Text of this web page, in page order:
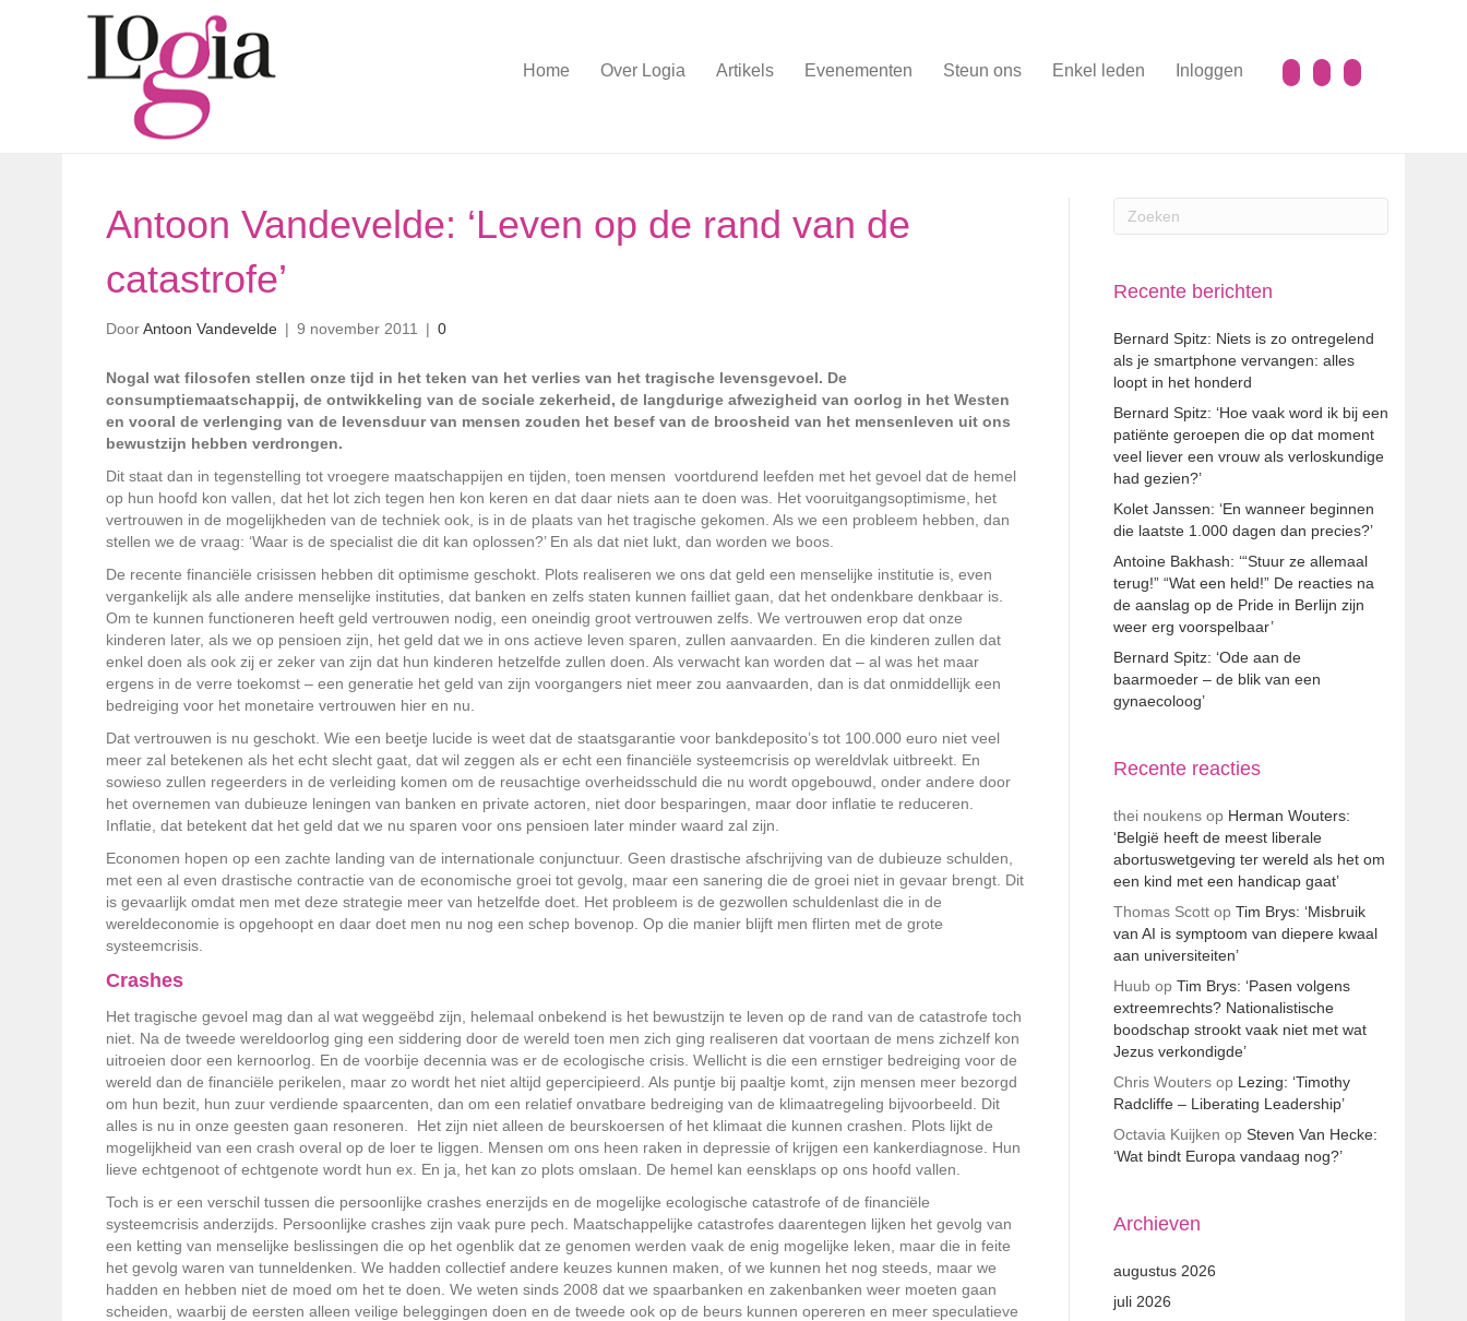
Home Over Logia Artikels Evenementen Steun ons Enkel leden Inloggen
Antoon Vandevelde: ‘Leven op de rand van de
catastrofe’
DoorAntoon Vandevelde | 9 november 2011 | 0
Nogal wat filosofen stellen onze tijd in het teken van het verlies van het tragische levensgevoel. De
consumptiemaatschappij, de ontwikkeling van de sociale zekerheid, de langdurige afwezigheid van oorlog in het Westen
en vooral de verlenging van de levensduur van mensen zouden het besef van de broosheid van het mensenleven uit ons
bewustzijn hebben verdrongen.
Dit staat dan in tegenstelling tot vroegere maatschappijen en tijden, toen mensen voortdurend leefden met het gevoel dat de hemel
op hun hoofd kon vallen, dat het lot zich tegen hen kon keren en dat daar niets aan te doen was. Het vooruitgangsoptimisme, het
vertrouwen in de mogelijkheden van de techniek ook, is in de plaats van het tragische gekomen. Als we een probleem hebben, dan
stellen we de vraag: ‘Waar is de specialist die dit kan oplossen?’ En als dat niet lukt, dan worden we boos.
De recente financiële crisissen hebben dit optimisme geschokt. Plots realiseren we ons dat geld een menselijke institutie is, even
vergankelijk als alle andere menselijke instituties, dat banken en zelfs staten kunnen failliet gaan, dat het ondenkbare denkbaar is.
Om te kunnen functioneren heeft geld vertrouwen nodig, een oneindig groot vertrouwen zelfs. We vertrouwen erop dat onze
kinderen later, als we op pensioen zijn, het geld dat we in ons actieve leven sparen, zullen aanvaarden. En die kinderen zullen dat
enkel doen als ook zij er zeker van zijn dat hun kinderen hetzelfde zullen doen. Als verwacht kan worden dat – al was het maar
ergens in de verre toekomst – een generatie het geld van zijn voorgangers niet meer zou aanvaarden, dan is dat onmiddellijk een
bedreiging voor het monetaire vertrouwen hier en nu.
Dat vertrouwen is nu geschokt. Wie een beetje lucide is weet dat de staatsgarantie voor bankdeposito’s tot 100.000 euro niet veel
meer zal betekenen als het echt slecht gaat, dat wil zeggen als er echt een financiële systeemcrisis op wereldvlak uitbreekt. En
sowieso zullen regeerders in de verleiding komen om de reusachtige overheidsschuld die nu wordt opgebouwd, onder andere door
het overnemen van dubieuze leningen van banken en private actoren, niet door besparingen, maar door inflatie te reduceren.
Inflatie, dat betekent dat het geld dat we nu sparen voor ons pensioen later minder waard zal zijn.
Economen hopen op een zachte landing van de internationale conjunctuur. Geen drastische afschrijving van de dubieuze schulden,
met een al even drastische contractie van de economische groei tot gevolg, maar een sanering die de groei niet in gevaar brengt. Dit
is gevaarlijk omdat men met deze strategie meer van hetzelfde doet. Het probleem is de gezwollen schuldenlast die in de
wereldeconomie is opgehoopt en daar doet men nu nog een schep bovenop. Op die manier blijft men flirten met de grote
systeemcrisis.
Crashes
Het tragische gevoel mag dan al wat weggeëbd zijn, helemaal onbekend is het bewustzijn te leven op de rand van de catastrofe toch
niet. Na de tweede wereldoorlog ging een siddering door de wereld toen men zich ging realiseren dat voortaan de mens zichzelf kon
uitroeien door een kernoorlog. En de voorbije decennia was er de ecologische crisis. Wellicht is die een ernstiger bedreiging voor de
wereld dan de financiële perikelen, maar zo wordt het niet altijd gepercipieerd. Als puntje bij paaltje komt, zijn mensen meer bezorgd
om hun bezit, hun zuur verdiende spaarcenten, dan om een relatief onvatbare bedreiging van de klimaatregeling bijvoorbeeld. Dit
alles is nu in onze geesten gaan resoneren. Het zijn niet alleen de beurskoersen of het klimaat die kunnen crashen. Plots lijkt de
mogelijkheid van een crash overal op de loer te liggen. Mensen om ons heen raken in depressie of krijgen een kankerdiagnose. Hun
lieve echtgenoot of echtgenote wordt hun ex. En ja, het kan zo plots omslaan. De hemel kan eensklaps op ons hoofd vallen.
Toch is er een verschil tussen die persoonlijke crashes enerzijds en de mogelijke ecologische catastrofe of de financiële
systeemcrisis anderzijds. Persoonlijke crashes zijn vaak pure pech. Maatschappelijke catastrofes daarentegen lijken het gevolg van
een ketting van menselijke beslissingen die op het ogenblik dat ze genomen werden vaak de enig mogelijke leken, maar die in feite
het gevolg waren van tunneldenken. We hadden collectief andere keuzes kunnen maken, of we kunnen het nog steeds, maar we
hadden en hebben niet de moed om het te doen. We weten sinds 2008 dat we spaarbanken en zakenbanken weer moeten gaan
scheiden, waarbij de eersten alleen veilige beleggingen doen en de tweede ook op de beurs kunnen opereren en meer speculatieve
Recente berichten
Bernard Spitz: Niets is zo ontregelend
als je smartphone vervangen: alles
loopt in het honderd
Bernard Spitz: ‘Hoe vaak word ik bij een
patiënte geroepen die op dat moment
veel liever een vrouw als verloskundige
had gezien?’
Kolet Janssen: ‘En wanneer beginnen
die laatste 1.000 dagen dan precies?’
Antoine Bakhash: ‘“Stuur ze allemaal
terug!” “Wat een held!” De reacties na
de aanslag op de Pride in Berlijn zijn
weer erg voorspelbaar’
Bernard Spitz: ‘Ode aan de
baarmoeder – de blik van een
gynaecoloog’
Recente reacties
thei noukensop Herman Wouters:
‘België heeft de meest liberale
abortuswetgeving ter wereld als het om
een kind met een handicap gaat’
Thomas Scottop Tim Brys: ‘Misbruik
van AI is symptoom van diepere kwaal
aan universiteiten’
Huubop Tim Brys: ‘Pasen volgens
extreemrechts? Nationalistische
boodschap strookt vaak niet met wat
Jezus verkondigde’
Chris Woutersop Lezing: ‘Timothy
Radcliffe – Liberating Leadership’
Octavia Kuijken op Steven Van Hecke:
‘Wat bindt Europa vandaag nog?’
Archieven
augustus 2026
juli 2026